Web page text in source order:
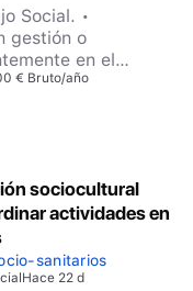
Social. •
gestión o
en el
de 1 año en
chemsex o,
de 50h en el
con
colectivo
Roja •
voluntarias.
€ Bruto/año
sociocultural
actividades en
sanitarios
Hace 22 d